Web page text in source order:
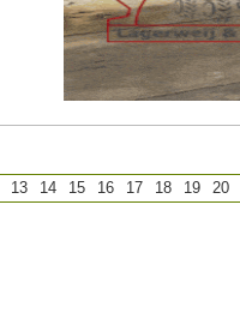
13 14 15 16 17 18 19 20